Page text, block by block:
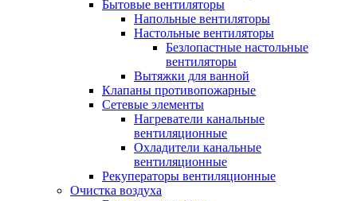
Бытовые вентиляторы
Напольные вентиляторы
Настольные вентиляторы
Безлопастные настольные
вентиляторы
Вытяжки для ванной
Клапаны противопожарные
Сетевые элементы
Нагреватели канальные
вентиляционные
Охладители канальные
вентиляционные
Рекуператоры вентиляционные
Очистка воздуха